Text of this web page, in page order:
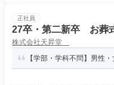
正社員
27卒・第二新卒 お葬
株式会社天昇堂
【学部・学科不問】男性